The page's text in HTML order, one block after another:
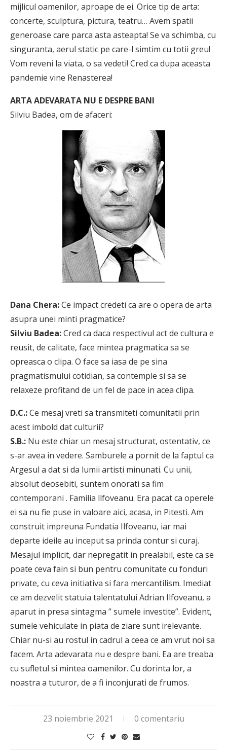
mijlicul oamenilor, aproape de ei. Orice tip de arta:
concerte, sculptura, pictura, teatru… Avem spatii
generoase care parca asta asteapta! Se va schimba, cu
singuranta, aerul static pe care-l simtim cu totii greu!
Vom reveni la viata, o sa vedeti! Cred ca dupa aceasta
pandemie vine Renasterea!
ARTA ADEVARATA NU E DESPRE BANI
Silviu Badea, om de afaceri:
Dana Chera:Ce impact credeti ca are o opera de arta
asupra unei minti pragmatice?
Silviu Badea:Cred ca daca respectivul act de cultura e
reusit, de calitate, face mintea pragmatica sa se
opreasca o clipa. O face sa iasa de pe sina
pragmatismului cotidian, sa contemple si sa se
relaxeze profitand de un fel de pace in acea clipa.
D.C.:Ce mesaj vreti sa transmiteti comunitatii prin
acest imbold dat culturii?
S.B.: Nu este chiar un mesaj structurat, ostentativ, ce
s-ar avea in vedere. Samburele a pornit de la faptul ca
Argesul a dat si da lumii artisti minunati. Cu unii,
absolut deosebiti, suntem onorati sa fim
contemporani . Familia llfoveanu. Era pacat ca operele
ei sa nu fie puse in valoare aici, acasa, in Pitesti. Am
construit impreuna Fundatia Ilfoveanu, iar mai
departe ideile au inceput sa prinda contur si curaj.
Mesajul implicit, dar nepregatit in prealabil, este ca se
poate ceva fain si bun pentru comunitate cu fonduri
private, cu ceva initiativa si fara mercantilism. Imediat
ce am dezvelit statuia talentatului Adrian Ilfoveanu, a
aparut in presa sintagma ” sumele investite”. Evident,
sumele vehiculate in piata de ziare sunt irelevante.
Chiar nu-si au rostul in cadrul a ceea ce am vrut noi sa
facem. Arta adevarata nu e despre bani. Ea are treaba
cu sufletul si mintea oamenilor. Cu dorinta lor, a
noastra a tuturor, de a fi inconjurati de frumos.
23 noiembrie 2021 0 comentariu